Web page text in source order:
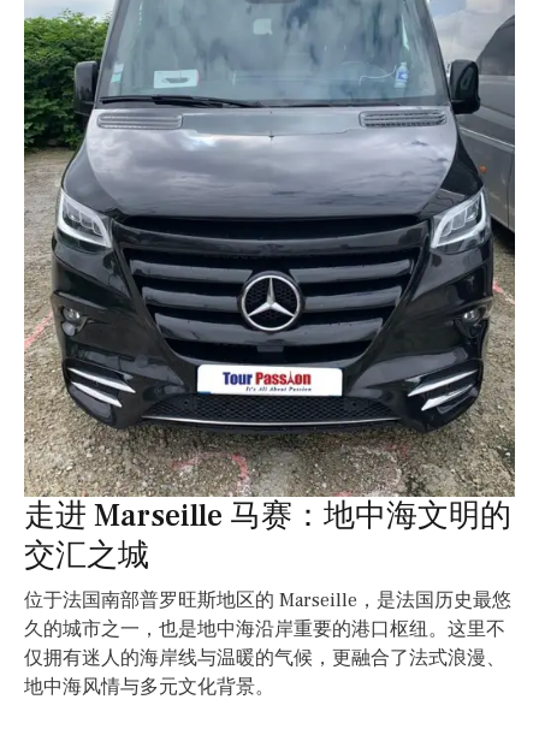
走进 Marseille 马赛：地中海文明的
交汇之城
位于法国南部普罗旺斯地区的 Marseille，是法国历史最悠
久的城市之一，也是地中海沿岸重要的港口枢纽。这里不
仅拥有迷人的海岸线与温暖的气候，更融合了法式浪漫、
地中海风情与多元文化背景。